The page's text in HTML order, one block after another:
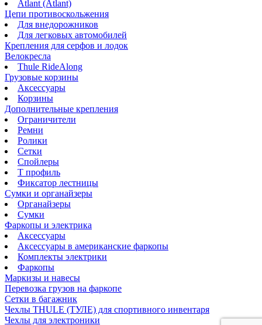
Atlant (Atlant)
Цепи противоскольжения
Для внедорожников
Для легковых автомобилей
Крепления для серфов и лодок
Велокресла
Thule RideAlong
Грузовые корзины
Аксессуары
Корзины
Дополнительные крепления
Ограничители
Ремни
Ролики
Сетки
Спойлеры
Т профиль
Фиксатор лестницы
Сумки и органайзеры
Органайзеры
Сумки
Фаркопы и электрика
Аксессуары
Аксессуары в американские фаркопы
Комплекты электрики
Фаркопы
Маркизы и навесы
Перевозка грузов на фаркопе
Сетки в багажник
Чехлы THULE (ТУЛЕ) для спортивного инвентаря
Чехлы для электроники